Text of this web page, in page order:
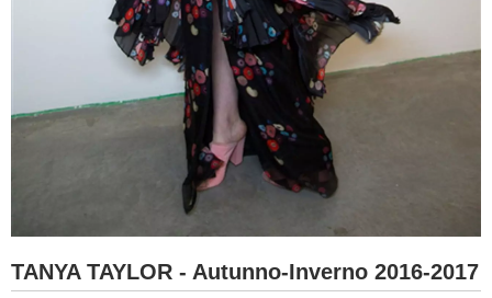
TANYA TAYLOR - Autunno-Inverno 2016-2017